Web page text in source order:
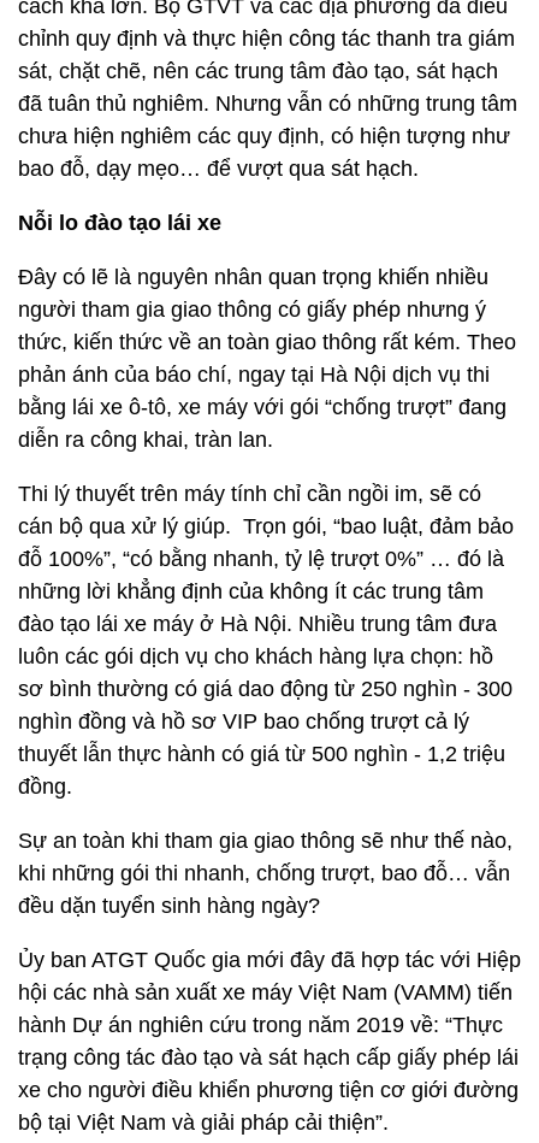
cách khá lớn. Bộ GTVT và các địa phương đã điều
chỉnh quy định và thực hiện công tác thanh tra giám
sát, chặt chẽ, nên các trung tâm đào tạo, sát hạch
đã tuân thủ nghiêm. Nhưng vẫn có những trung tâm
chưa hiện nghiêm các quy định, có hiện tượng như
bao đỗ, dạy mẹo… để vượt qua sát hạch.
Nỗi lo đào tạo lái xe
Đây có lẽ là nguyên nhân quan trọng khiến nhiều
người tham gia giao thông có giấy phép nhưng ý
thức, kiến thức về an toàn giao thông rất kém. Theo
phản ánh của báo chí, ngay tại Hà Nội dịch vụ thi
bằng lái xe ô-tô, xe máy với gói “chống trượt” đang
diễn ra công khai, tràn lan.
Thi lý thuyết trên máy tính chỉ cần ngồi im, sẽ có
cán bộ qua xử lý giúp. Trọn gói, “bao luật, đảm bảo
đỗ 100%”, “có bằng nhanh, tỷ lệ trượt 0%” … đó là
những lời khẳng định của không ít các trung tâm
đào tạo lái xe máy ở Hà Nội. Nhiều trung tâm đưa
luôn các gói dịch vụ cho khách hàng lựa chọn: hồ
sơ bình thường có giá dao động từ 250 nghìn - 300
nghìn đồng và hồ sơ VIP bao chống trượt cả lý
thuyết lẫn thực hành có giá từ 500 nghìn - 1,2 triệu
đồng.
Sự an toàn khi tham gia giao thông sẽ như thế nào,
khi những gói thi nhanh, chống trượt, bao đỗ… vẫn
đều dặn tuyển sinh hàng ngày?
Ủy ban ATGT Quốc gia mới đây đã hợp tác với Hiệp
hội các nhà sản xuất xe máy Việt Nam (VAMM) tiến
hành Dự án nghiên cứu trong năm 2019 về: “Thực
trạng công tác đào tạo và sát hạch cấp giấy phép lái
xe cho người điều khiển phương tiện cơ giới đường
bộ tại Việt Nam và giải pháp cải thiện”.